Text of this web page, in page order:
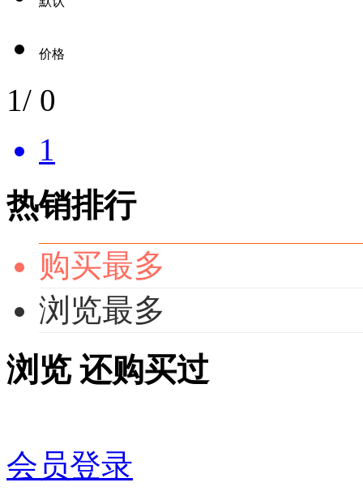
价格
1/ 0
1
热销排行
购买最多
浏览最多
浏览 还购买过
会员登录